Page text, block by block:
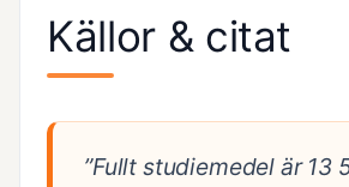
Källor & citat
”Fullt studiemedel är 13